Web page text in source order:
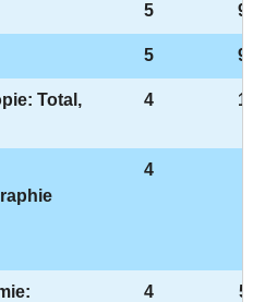
5 9-
5 9-
Total,
4 1-
4
4 5-